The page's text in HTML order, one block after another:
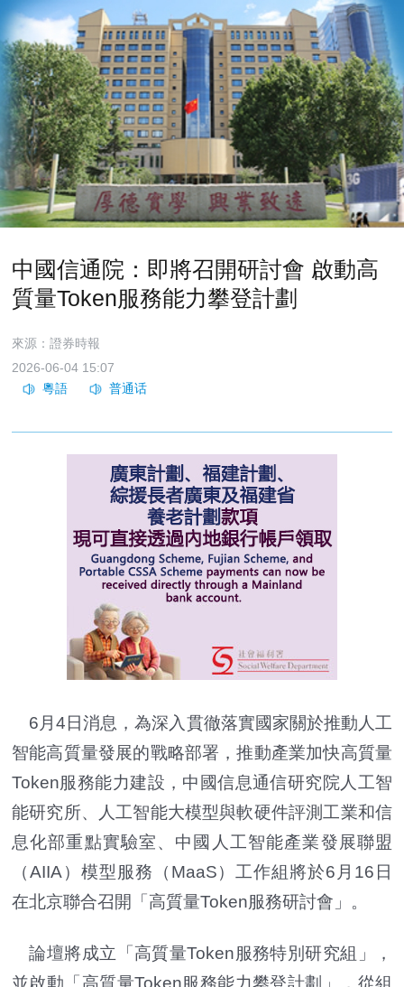
中國信通院：即將召開研討會 啟動高
質量Token服務能力攀登計劃
來源：證券時報
2026-06-04 15:07
6月4日消息，為深入貫徹落實國家關於推動人工
智能高質量發展的戰略部署，推動產業加快高質量
Token服務能力建設，中國信息通信研究院人工智
能研究所、人工智能大模型與軟硬件評測工業和信
息化部重點實驗室、中國人工智能產業發展聯盟
（AIIA）模型服務（MaaS）工作組將於6月16日
在北京聯合召開「高質量Token服務研討會」。
論壇將成立「高質量Token服務特別研究組」，
並啟動「高質量Token服務能力攀登計劃」，從組